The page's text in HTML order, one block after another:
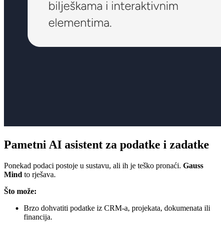
Pametni AI asistent za podatke i zadatke
Ponekad podaci postoje u sustavu, ali ih je teško pronaći. Gauss
Mind to rješava.
Što može:
Brzo dohvatiti podatke iz CRM-a, projekata, dokumenata ili
financija.